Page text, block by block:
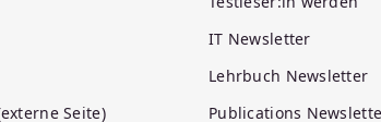
Seite)
IT Newsletter
Lehrbuch Newsletter
Publications